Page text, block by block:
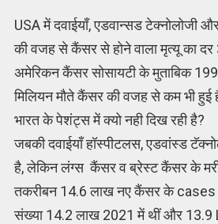
USA में दवाईयाँ, एडवान्सड टेक्नोलोजी
की वजह से कैंसर से होने वाला मृत्यू का
अमेरिकन कैंसर सोसायटी के मुताबिक
मिलियन मौते कैंसर की वजह से कम भी हुई
भारत के पेशंट्स में क्यो नही दिख रही है?
जबकी दवाईयाँ हॉस्पीटलस, एडवांस्ड
है, लेकिन लंग्स कैंसर व ब्रेस्ट कैंसर के
तकरीबन 14.6 लाख नए कैंसर के cases
संख्या 14.2 लाख 2021 में थीं और 13.9